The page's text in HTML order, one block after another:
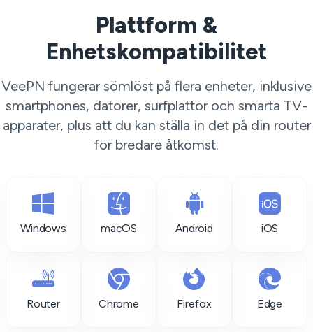
Plattform &
Enhetskompatibilitet
VeePN fungerar sömlöst på flera enheter, inklusive
smartphones, datorer, surfplattor och smarta TV-
apparater, plus att du kan ställa in det på din router
för bredare åtkomst.
Windows macOS Android iOS
Router Chrome Firefox Edge